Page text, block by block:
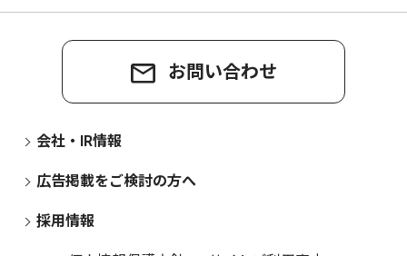
お問い合わせ
会社・IR情報
広告掲載をご検討の方へ
採用情報